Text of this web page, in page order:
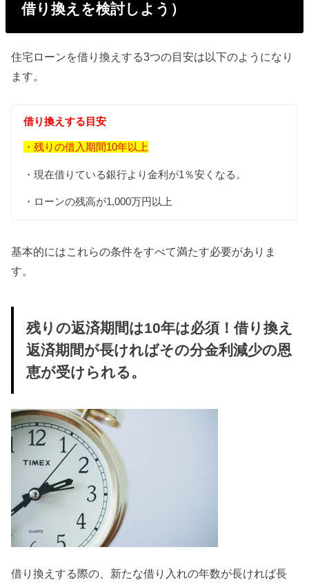
借り換えを検討しよう）
住宅ローンを借り換えする3つの目安は以下のようになり
ます。
借り換えする目安
・残りの借入期間10年以上
・現在借りている銀行より金利が1％安くなる。
・ローンの残高が1,000万円以上
基本的にはこれらの条件をすべて満たす必要がありま
す。
残りの返済期間は10年は必須！借り換え
返済期間が長ければその分金利減少の恩
恵が受けられる。
借り換えする際の、新たな借り入れの年数が長ければ長